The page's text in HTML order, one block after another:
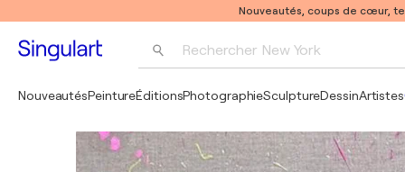
Nouveautés, coups de cœur,
Rechercher New York
Pablo Picasso
NouveautésPeintureÉditionsPhotographieSculptureDessinArtistes